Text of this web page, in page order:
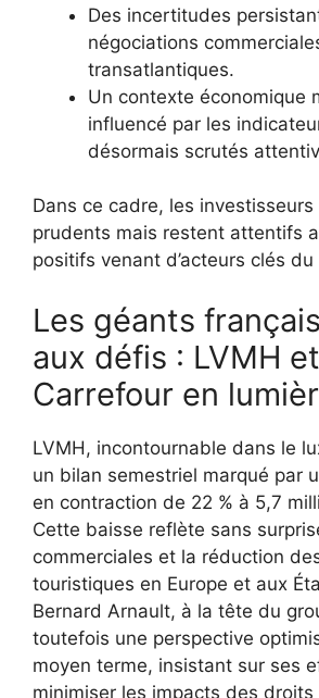
Des incertitudes
négociations
transatlantiques.
Un contexte économique
influencé par les
désormais scrutés
Dans ce cadre, les
prudents mais restent attentifs
positifs venant d’acteurs clés du
Les géants
aux défis : LVMH et
Carrefour en
LVMH, incontournable dans le
un bilan semestriel marqué par
en contraction de 22 % à 5,7
Cette baisse reflète sans
commerciales et la réduction
touristiques en Europe et aux
Bernard Arnault, à la tête du
toutefois une perspective
moyen terme, insistant sur ses
minimiser les impacts des